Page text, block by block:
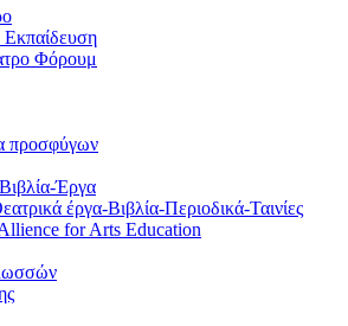
Φόρουμ
προσφύγων
Έργα
έργα-Βιβλία-Περιοδικά-Ταινίες
for Arts Education